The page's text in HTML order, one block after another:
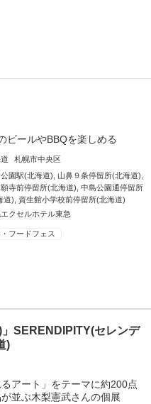
ビールやBBQを楽しめる
札幌市中央区
園駅(北海道)
山鼻９条停留所(北海道)
寺前停留所(北海道) ,中島公園通停留所
道)
資生館小学校前停留所(北海道)
クセルホテル東急
フードフェス
」SERENDIPITY(セレンデ
)
るアート」をテーマに約200点
並ぶ木梨憲武さんの個展